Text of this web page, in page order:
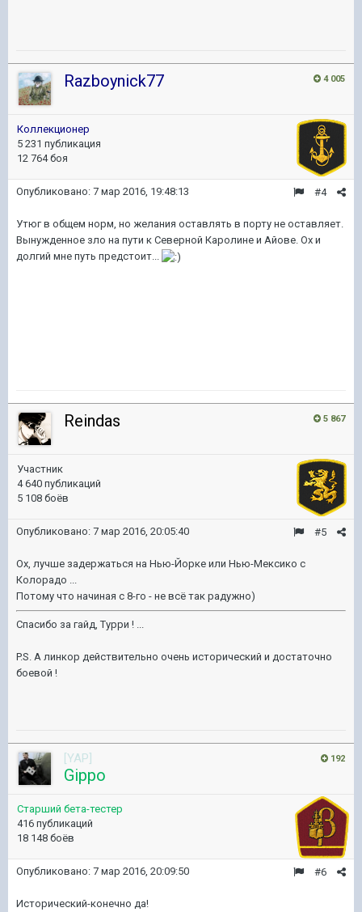
4 005
Razboynick77
Коллекционер
5 231 публикация
12 764 боя
#4
Опубликовано: 7 мар 2016, 19:48:13
Утюг в общем норм, но желания оставлять в порту не оставляет.
Вынужденное зло на пути к Северной Каролине и Айове. Ох и
долгий мне путь предстоит...
5 867
Reindas
Участник
4 640 публикаций
5 108 боёв
#5
Опубликовано: 7 мар 2016, 20:05:40
Ох, лучше задержаться на Нью-Йорке или Нью-Мексико с
Колорадо ...
Потому что начиная с 8-го - не всё так радужно)
Спасибо за гайд, Турри ! ...
P.S. А линкор действительно очень исторический и достаточно
боевой !
192
[YAP]
Gippo
Старший бета-тестер
416 публикаций
18 148 боёв
#6
Опубликовано: 7 мар 2016, 20:09:50
Исторический-конечно да!